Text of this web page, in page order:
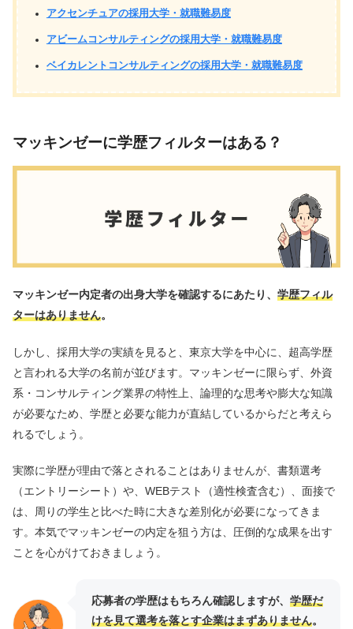
アクセンチュアの採用大学・就職難易度
アビームコンサルティングの採用大学・就職難易度
ベイカレントコンサルティングの採用大学・就職難易度
マッキンゼーに学歴フィルターはある？
マッキンゼー内定者の出身大学を確認するにあたり、 学歴フィル
ターはありません。
しかし、採用大学の実績を見ると、東京大学を中心に、超高学歴
と言われる大学の名前が並びます。マッキンゼーに限らず、外資
系・コンサルティング業界の特性上、論理的な思考や膨大な知識
が必要なため、学歴と必要な能力が直結しているからだと考えら
れるでしょう。
実際に学歴が理由で落とされることはありませんが、書類選考
（エントリーシート）や、WEBテスト（適性検査含む）、面接で
は、周りの学生と比べた時に大きな差別化が必要になってきま
す。本気でマッキンゼーの内定を狙う方は、圧倒的な成果を出す
ことを心がけておきましょう。
応募者の学歴はもちろん確認しますが、 学歴だ
けを見て選考を落とす企業はまずありません。